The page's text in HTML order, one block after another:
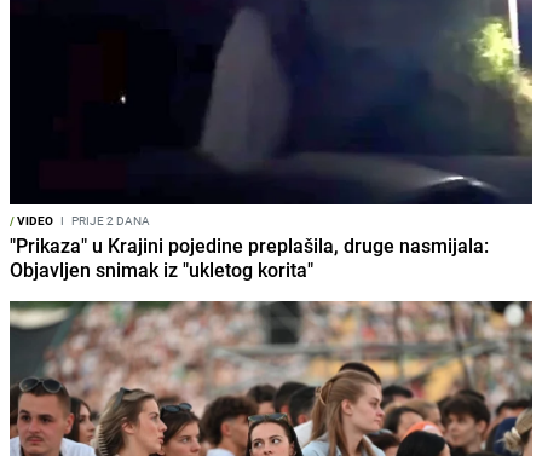
/VIDEO I PRIJE 2 DANA
"Prikaza" u Krajini pojedine preplašila, druge nasmijala:
Objavljen snimak iz "ukletog korita"